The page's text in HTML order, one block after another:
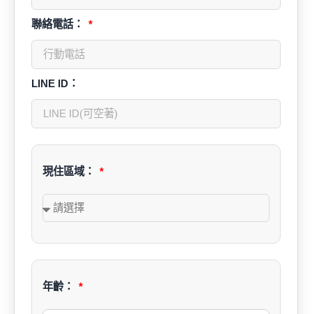
聯絡電話：
LINE ID：
現住區域：
年齡：